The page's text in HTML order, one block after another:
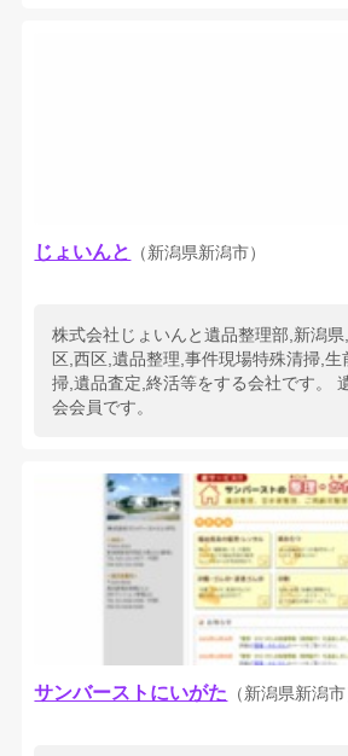
じょいんと （新潟県新潟市）
株式会社じょいんと遺品整理部,新潟
区,西区,遺品整理,事件現場特殊清掃,
掃,遺品査定,終活等をする会社です。
会会員です。
サンバーストにいがた （新潟県新潟市